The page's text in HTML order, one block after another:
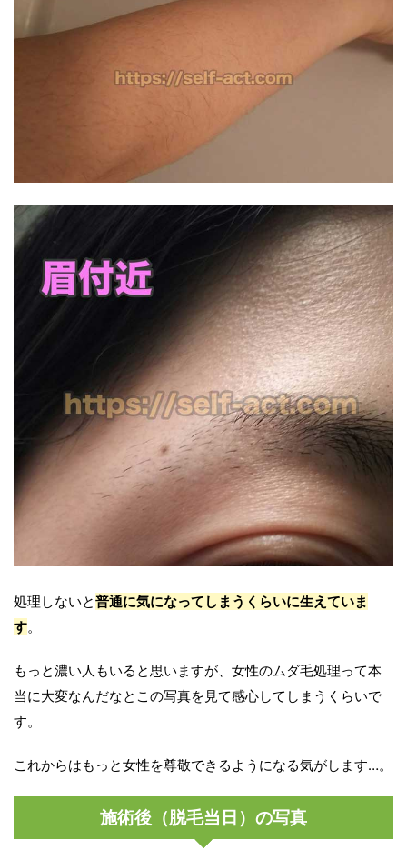
処理しないと普通に気になってしまうくらいに生えていま
す。
もっと濃い人もいると思いますが、女性のムダ毛処理って本
当に大変なんだなとこの写真を見て感心してしまうくらいで
す。
これからはもっと女性を尊敬できるようになる気がします…。
施術後（脱毛当日）の写真